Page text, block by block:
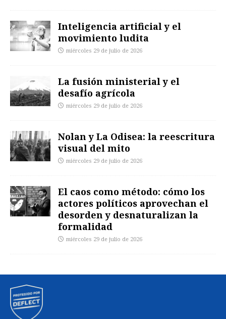
Inteligencia artificial y el
movimiento ludita
miércoles 29 de julio de 2026
La fusión ministerial y el
desafío agrícola
miércoles 29 de julio de 2026
Nolan y La Odisea: la reescritura
visual del mito
miércoles 29 de julio de 2026
El caos como método: cómo los
actores políticos aprovechan el
desorden y desnaturalizan la
formalidad
miércoles 29 de julio de 2026